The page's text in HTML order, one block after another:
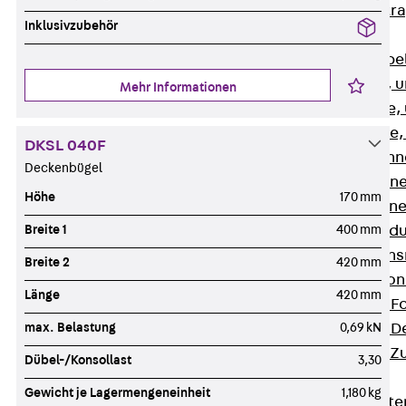
Zurück
Kabelrinnen
R Kabelrinne,
RS
RG
RGM
RGS
RGL
RI
RIS
Kabelrinnen-
Kabelrinnen-
Kabelrinnen-
Gitterbahnen
Zurück
Inklusivzubehör
Mehr Informationen
DKSL 040F
Deckenbügel
Höhe 170 mm
Breite 1 400 mm
Breite 2 420 mm
Länge 420 mm
max. Belastung 0,69 kN
Dübel-/Konsollast 3,30
Gewicht je Lagermengeneinheit 1,180 kg